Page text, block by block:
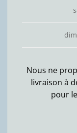
Nous ne
livraison à
pour